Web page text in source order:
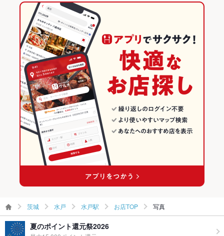
水戸駅 × 和風
水戸 × 和食
水戸 × 鍋
水戸駅 × 和食
水戸駅 × 鍋
茨城 × 居酒屋
茨城 × 和風
茨城 × 和食
茨城 × 鍋
もつ鍋 ステーキ トリュフ
デザート シカゴピザ
サーモンいくら丼 牛タン丼
茨城の居酒屋ランキング
水戸のグルメランキング
水戸の居酒屋ランキング
水戸駅のグルメランキング
水戸駅の居酒屋ランキング
茨城 水戸 水戸駅 お店TOP 写真
夏のポイント還元祭2026